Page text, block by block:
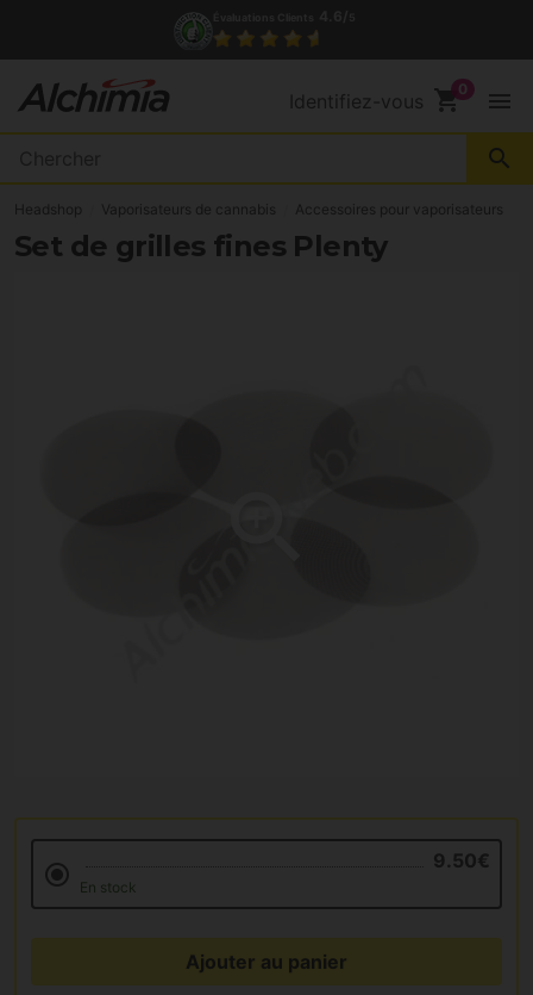
Identifiez-vous shopping_cart menu
search
Headshop Vaporisateurs de cannabis Accessoires pour vaporisateurs
Set de grilles fines Plenty
9.50€
En stock
Ajouter au panier